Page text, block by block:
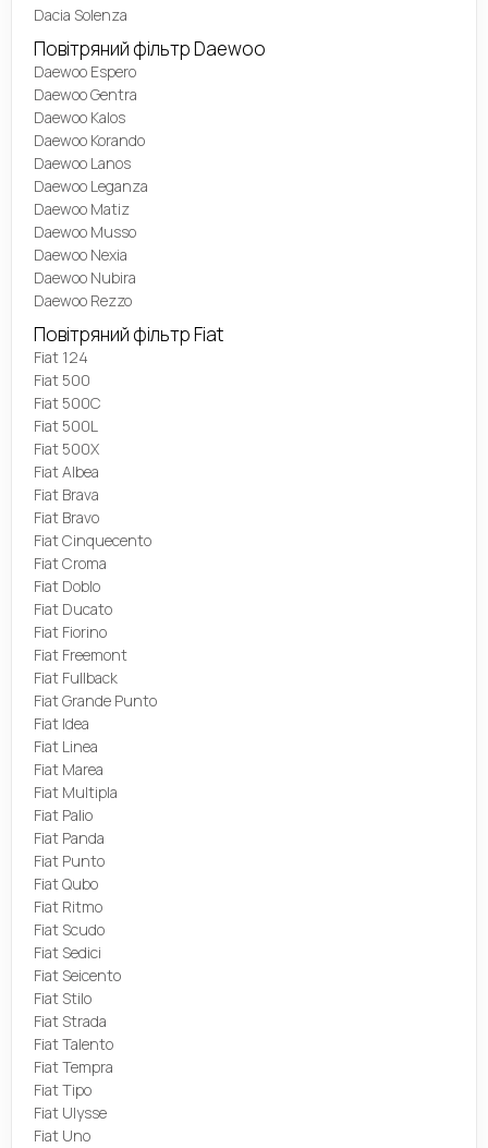
Dacia Solenza
Повітряний фільтр Daewoo
Daewoo Espero
Daewoo Gentra
Daewoo Kalos
Daewoo Korando
Daewoo Lanos
Daewoo Leganza
Daewoo Matiz
Daewoo Musso
Daewoo Nexia
Daewoo Nubira
Daewoo Rezzo
Повітряний фільтр Fiat
Fiat 124
Fiat 500
Fiat 500C
Fiat 500L
Fiat 500X
Fiat Albea
Fiat Brava
Fiat Bravo
Fiat Cinquecento
Fiat Croma
Fiat Doblo
Fiat Ducato
Fiat Fiorino
Fiat Freemont
Fiat Fullback
Fiat Grande Punto
Fiat Idea
Fiat Linea
Fiat Marea
Fiat Multipla
Fiat Palio
Fiat Panda
Fiat Punto
Fiat Qubo
Fiat Ritmo
Fiat Scudo
Fiat Sedici
Fiat Seicento
Fiat Stilo
Fiat Strada
Fiat Talento
Fiat Tempra
Fiat Tipo
Fiat Ulysse
Fiat Uno